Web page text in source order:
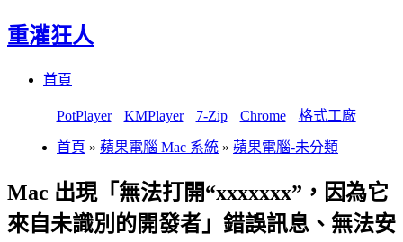
重灌狂人
首頁
PotPlayer KMPlayer 7-Zip Chrome 格式工廠
首頁 » 蘋果電腦 Mac 系統 » 蘋果電腦-未分類
Mac 出現「無法打開“xxxxxxx”，因為它
來自未識別的開發者」錯誤訊息、無法安